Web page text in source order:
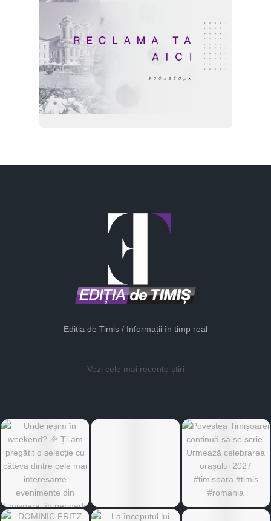
Ediția de Timiș / Informații în timp real
Vezi cele mai recente știri